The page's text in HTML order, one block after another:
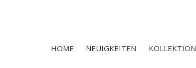
HOME NEUIGKEITEN KOLLEKTION